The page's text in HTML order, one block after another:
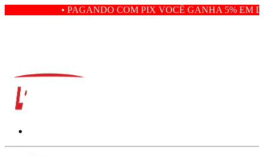
• PAGANDO COM PIX VOCÊ GANHA 5% EM